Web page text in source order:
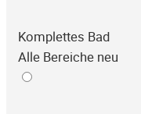
Komplettes Bad
Alle Bereiche neu